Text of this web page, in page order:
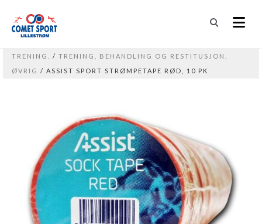
TRENING. / TRENING, BEHANDLING OG RESTITUSJON.
ØVRIG / ASSIST SPORT STRØMPETAPE RØD, 10 PK